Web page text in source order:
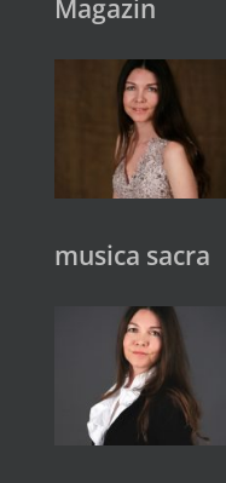
Magazin
musica sacra